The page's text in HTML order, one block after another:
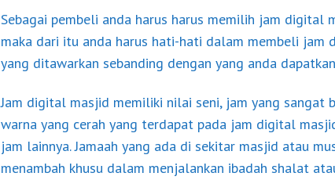
Sebagai pembeli anda harus harus memilih jam digital
maka dari itu anda harus hati-hati dalam membeli jam
yang ditawarkan sebanding dengan yang anda
Jam digital masjid memiliki nilai seni, jam yang
warna yang cerah yang terdapat pada jam digital
jam lainnya. Jamaah yang ada di sekitar masjid atau
menambah khusu dalam menjalankan ibadah shalat